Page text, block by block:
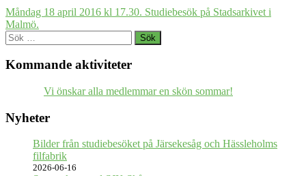
Måndag 18 april 2016 kl 17.30. Studiebesök på Stadsarkivet i
Malmö.
Sök
efter:
Kommande aktiviteter
Vi önskar alla medlemmar en skön sommar!
Nyheter
Bilder från studiebesöket på Järsekesåg och Hässleholms
filfabrik
2026-06-16